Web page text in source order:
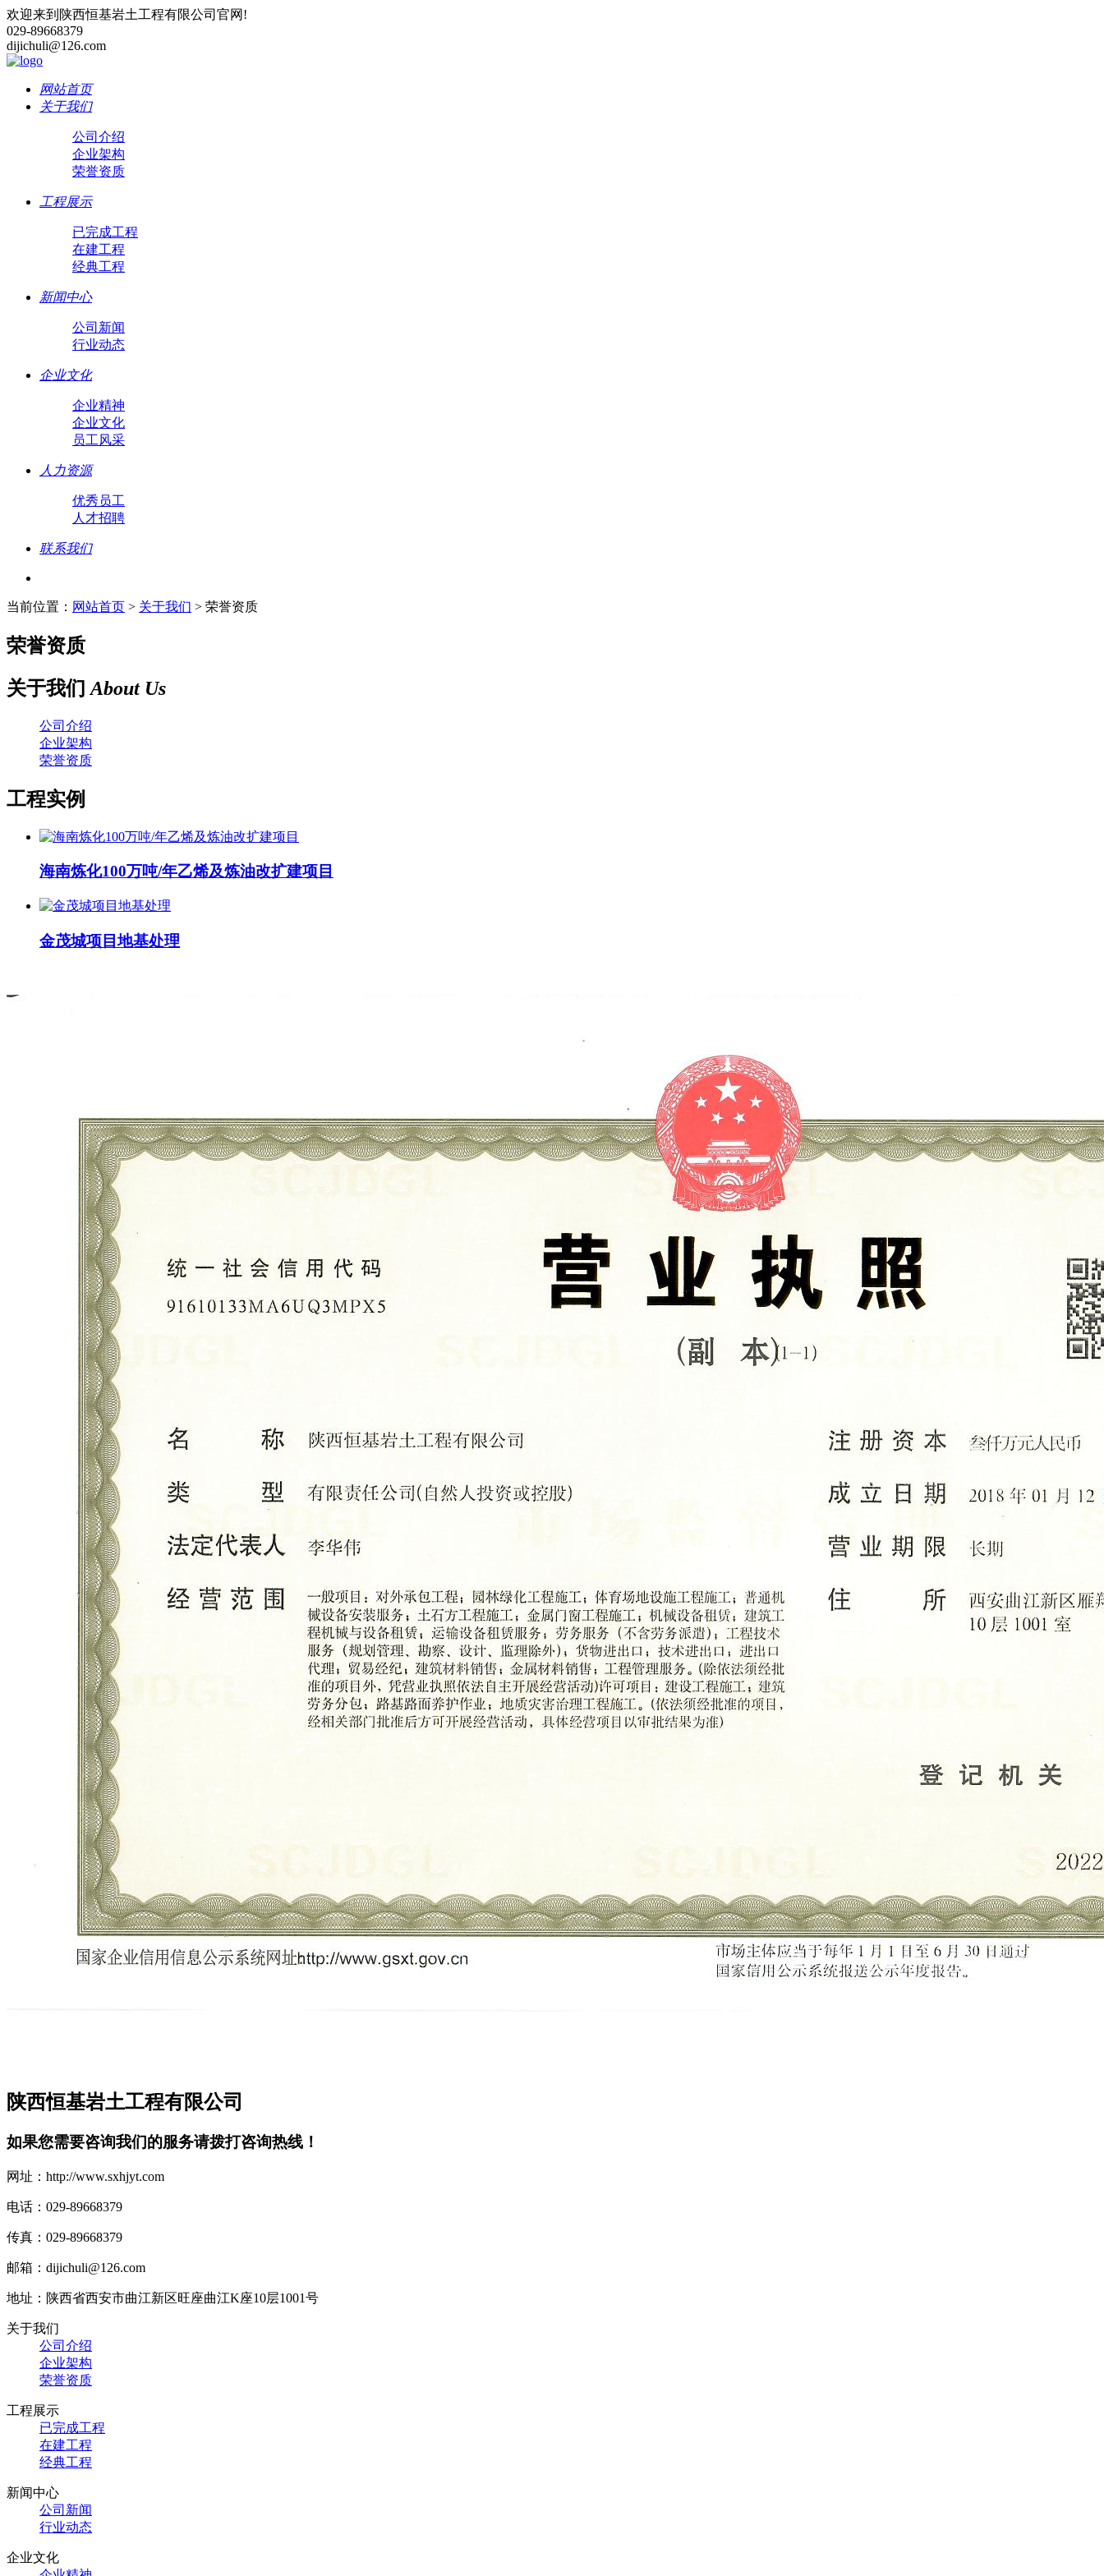
欢迎来到陕西恒基岩土工程有限公司官网!
029-89668379
dijichuli@126.com
网站首页
关于我们
公司介绍
企业架构
荣誉资质
工程展示
已完成工程
在建工程
经典工程
新闻中心
公司新闻
行业动态
企业文化
企业精神
企业文化
员工风采
人力资源
优秀员工
人才招聘
联系我们
当前位置： 网站首页 > 关于我们 > 荣誉资质
荣誉资质
关于我们 About Us
公司介绍
企业架构
荣誉资质
工程实例
海南炼化100万吨/年乙烯及炼油改扩建项目
金茂城项目地基处理
陕西恒基岩土工程有限公司
如果您需要咨询我们的服务请拨打咨询热线！
网址：http://www.sxhjyt.com
电话：029-89668379
传真：029-89668379
邮箱：dijichuli@126.com
地址：陕西省西安市曲江新区旺座曲江K座10层1001号
关于我们
公司介绍
企业架构
荣誉资质
工程展示
已完成工程
在建工程
经典工程
新闻中心
公司新闻
行业动态
企业文化